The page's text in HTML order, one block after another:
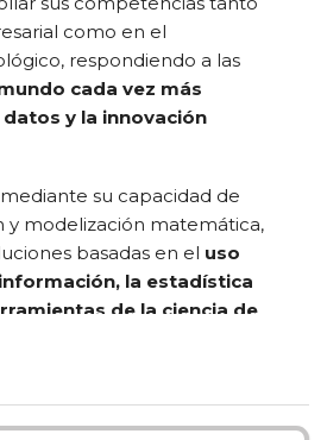
como en el
respondiendo a las
cada vez más
y la innovación
su capacidad de
y modelización matemática,
basadas en el uso
la estadística
de la ciencia de